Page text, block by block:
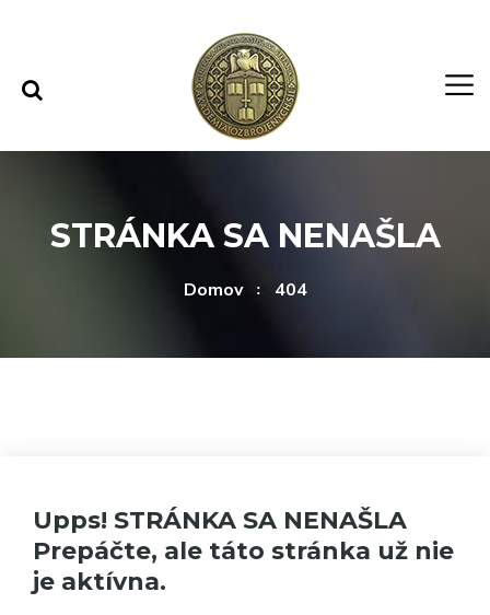
STRÁNKA SA NENAŠLA
Domov 404
Upps! STRÁNKA SA NENAŠLA
Prepáčte, ale táto stránka už nie
je aktívna.